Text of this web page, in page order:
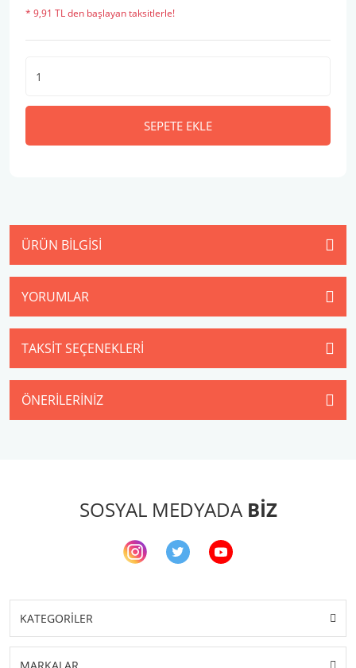
* 9,91 TL den başlayan taksitlerle!
SEPETE EKLE
ÜRÜN BILGISI
YORUMLAR
TAKSIT SEÇENEKLERI
ÖNERILERINIZ
SOSYAL MEDYADA BİZ
KATEGORİLER